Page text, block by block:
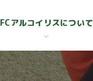
FCアルコイリスについて